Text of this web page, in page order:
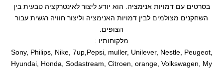
בסרטים עם דמויות אנימציה. הוא יודע ליצור לאינטרקציה טבעית בין
השחקנים מצולמים לבין דמויות האנימציה וליצור חוויה רגשית עבור
הצופים.
מלקוחותיו :
Sony, Philips, Nike, 7up,Pepsi, muller, Unilever, Nestle, Peugeot,
Hyundai, Honda, Sodastream, Citroen, orange, Volkswagen, My